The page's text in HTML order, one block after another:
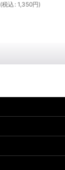
(税込 : 1,350円)